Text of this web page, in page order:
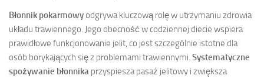
Błonnik pokarmowyodgrywa kluczową rolę w utrzymaniu zdrowia
układu trawiennego. Jego obecność w codziennej diecie wspiera
prawidłowe funkcjonowanie jelit, co jest szczególnie istotne dla
osób borykających się z problemami trawiennymi. Systematyczne
spożywanie błonnika przyspiesza pasaż jelitowy i zwiększa